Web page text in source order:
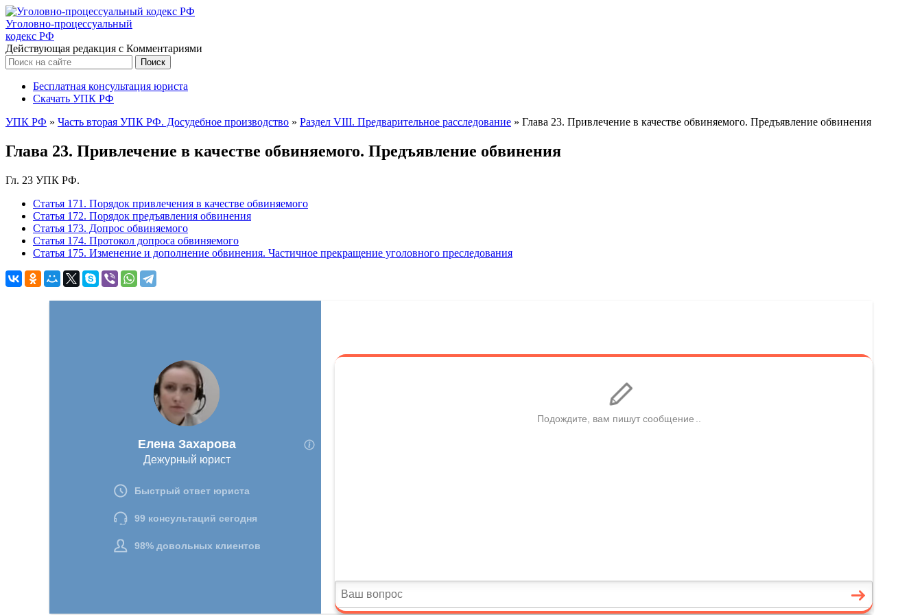
Уголовно-процессуальный
кодекс РФ
Действующая редакция с Комментариями
Бесплатная консультация юриста
Скачать УПК РФ
УПК РФ » Часть вторая УПК РФ. Досудебное производство » Раздел VIII. Предварительное расследование » Глава 23. Привлечение в качестве обвиняемого. Предъявление обвинения
Глава 23. Привлечение в качестве обвиняемого. Предъявление обвинения
Гл. 23 УПК РФ.
Статья 171. Порядок привлечения в качестве обвиняемого
Статья 172. Порядок предъявления обвинения
Статья 173. Допрос обвиняемого
Статья 174. Протокол допроса обвиняемого
Статья 175. Изменение и дополнение обвинения. Частичное прекращение уголовного преследования